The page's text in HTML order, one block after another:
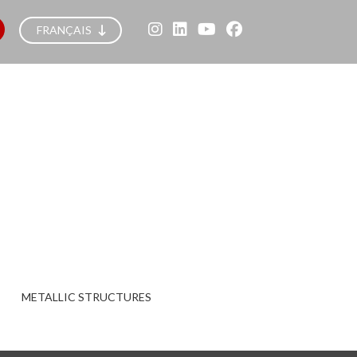
FRANÇAIS
METALLIC STRUCTURES